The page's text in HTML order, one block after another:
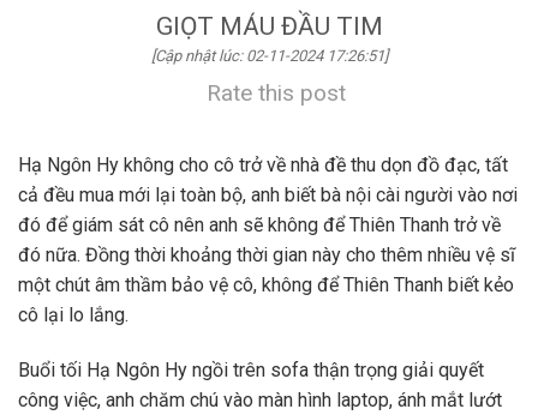
GIỌT MÁU ĐẦU TIM
[Cập nhật lúc: 02-11-2024 17:26:51]
Rate this post
Hạ Ngôn Hy không cho cô trở về nhà đề thu dọn đồ đạc, tất
cả đều mua mới lại toàn bộ, anh biết bà nội cài người vào nơi
đó để giám sát cô nên anh sẽ không để Thiên Thanh trở về
đó nữa. Đồng thời khoảng thời gian này cho thêm nhiều vệ sĩ
một chút âm thầm bảo vệ cô, không để Thiên Thanh biết kẻo
cô lại lo lắng.
Buổi tối Hạ Ngôn Hy ngồi trên sofa thận trọng giải quyết
công việc, anh chăm chú vào màn hình laptop, ánh mắt lướt